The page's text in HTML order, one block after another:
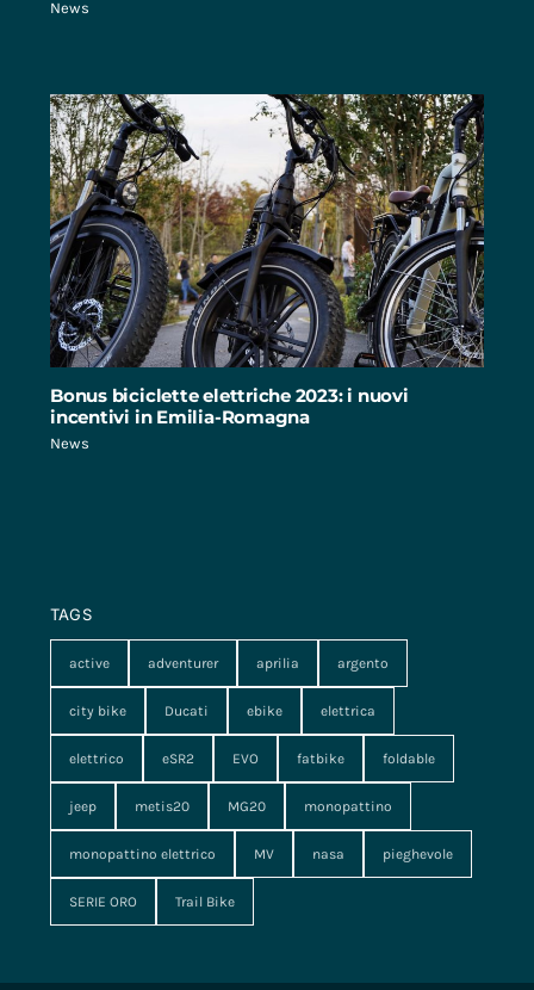
News
Bonus biciclette elettriche 2023: i nuovi
incentivi in Emilia-Romagna
News
TAGS
active adventurer aprilia argento
city bike Ducati ebike elettrica
elettrico eSR2 EVO fatbike foldable
jeep metis20 MG20 monopattino
monopattino elettrico MV nasa pieghevole
SERIE ORO Trail Bike